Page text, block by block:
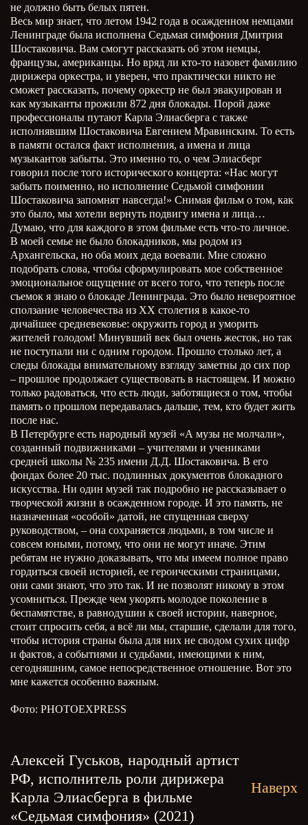
не должно быть белых пятен.
Весь мир знает, что летом 1942 года в осажденном немцами
Ленинграде была исполнена Седьмая симфония Дмитрия
Шостаковича. Вам смогут рассказать об этом немцы,
французы, американцы. Но вряд ли кто-то назовет фамилию
дирижера оркестра, и уверен, что практически никто не
сможет рассказать, почему оркестр не был эвакуирован и
как музыканты прожили 872 дня блокады. Порой даже
профессионалы путают Карла Элиасберга с также
исполнявшим Шостаковича Евгением Мравинским. То есть
в памяти остался факт исполнения, а имена и лица
музыкантов забыты. Это именно то, о чем Элиасберг
говорил после того исторического концерта: «Нас могут
забыть поименно, но исполнение Седьмой симфонии
Шостаковича запомнят навсегда!» Снимая фильм о том, как
это было, мы хотели вернуть подвигу имена и лица…
Думаю, что для каждого в этом фильме есть что-то личное.
В моей семье не было блокадников, мы родом из
Архангельска, но оба моих деда воевали. Мне сложно
подобрать слова, чтобы сформулировать мое собственное
эмоциональное ощущение от всего того, что теперь после
съемок я знаю о блокаде Ленинграда. Это было невероятное
сползание человечества из ХХ столетия в какое-то
дичайшее средневековье: окружить город и уморить
жителей голодом! Минувший век был очень жесток, но так
не поступали ни с одним городом. Прошло столько лет, а
следы блокады внимательному взгляду заметны до сих пор
– прошлое продолжает существовать в настоящем. И можно
только радоваться, что есть люди, заботящиеся о том, чтобы
память о прошлом передавалась дальше, тем, кто будет жить
после нас.
В Петербурге есть народный музей «А музы не молчали»,
созданный подвижниками – учителями и учениками
средней школы № 235 имени Д.Д. Шостаковича. В его
фондах более 20 тыс. подлинных документов блокадного
искусства. Ни один музей так подробно не рассказывает о
творческой жизни в осажденном городе. И это память, не
назначенная «особой» датой, не спущенная сверху
руководством, – она сохраняется людьми, в том числе и
совсем юными, потому, что они не могут иначе. Этим
ребятам не нужно доказывать, что мы имеем полное право
гордиться своей историей, ее героическими страницами,
они сами знают, что это так. И не позволят никому в этом
усомниться. Прежде чем укорять молодое поколение в
беспамятстве, в равнодушии к своей истории, наверное,
стоит спросить себя, а всё ли мы, старшие, сделали для того,
чтобы история страны была для них не сводом сухих цифр
и фактов, а событиями и судьбами, имеющими к ним,
сегодняшним, самое непосредственное отношение. Вот это
мне кажется особенно важным.
Фото: PHOTOEXPRESS
Алексей Гуськов, народный артист
РФ, исполнитель роли дирижера
Карла Элиасберга в фильме
«Седьмая симфония» (2021)
Наверх